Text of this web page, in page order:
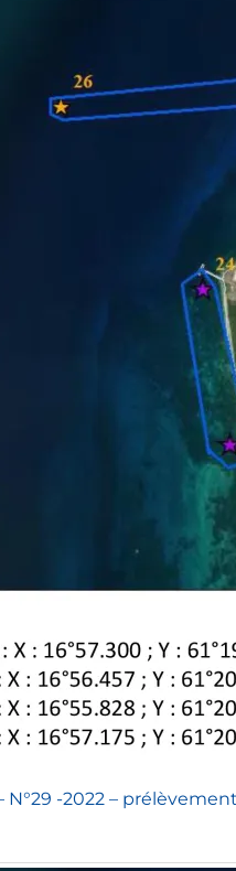
N°29 -2022 –